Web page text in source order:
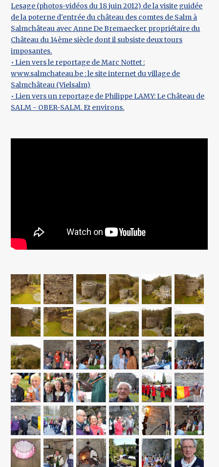
Lesage (photos-vidéos du 18 juin 2012) de la visite guidée
de la poterne d'entrée du château des comtes de Salm à
Salmchâteau avec Anne De Bremaecker propriétaire du
Château du 14ème siècle dont il subsiste deux tours
imposantes.
• Lien vers le reportage de Marc Nottet :
www.salmchateau.be : le site internet du village de
Salmchâteau (Vielsalm)
• Lien vers un reportage de Philippe LAMY: Le Château de
SALM - OBER-SALM. Et environs.